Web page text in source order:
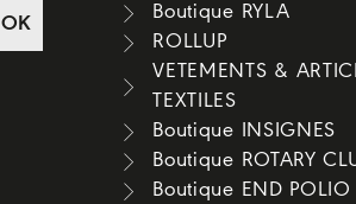
OK
Boutique RYLA
ROLLUP
VETEMENTS &
TEXTILES
Boutique INSIGNES
Boutique ROTARY
Boutique END